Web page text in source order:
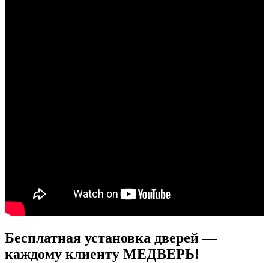
Бесплатная установка дверей —
каждому клиенту МЕДВЕРЬ!